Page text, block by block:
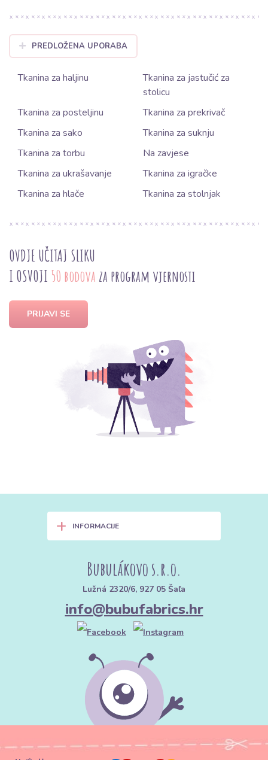
PREDLOŽENA UPORABA
Tkanina za haljinu
Tkanina za jastučić za
stolicu
Tkanina za posteljinu
Tkanina za prekrivač
Tkanina za sako
Tkanina za suknju
Tkanina za torbu
Na zavjese
Tkanina za ukrašavanje
Tkanina za igračke
Tkanina za hlače
Tkanina za stolnjak
OVDJE UČITAJ SLIKU
I OSVOJI 50 bodova za program vjernosti
PRIJAVI SE
+ INFORMACIJE
Bubulákovo s.r.o.
Lužná 2320/6, 927 05 Šaľa
info@bubufabrics.hr